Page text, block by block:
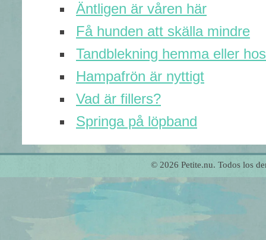
Äntligen är våren här
Få hunden att skälla mindre
Tandblekning hemma eller
Hampafrön är nyttigt
Vad är fillers?
Springa på löpband
© 2026 Petite.nu. Todos los